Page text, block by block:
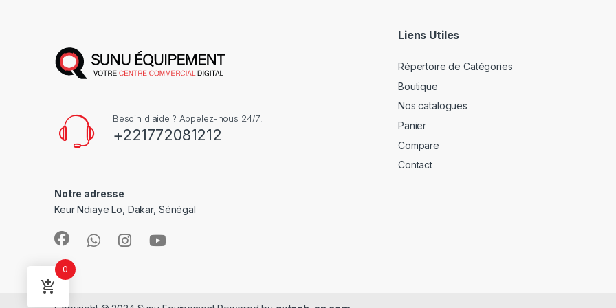
Besoin d'aide ? Appelez-nous 24/7!
+221772081212
Notre adresse
Keur Ndiaye Lo, Dakar, Sénégal
Liens Utiles
Répertoire de Catégories
Boutique
Nos catalogues
Panier
Compare
Contact
0